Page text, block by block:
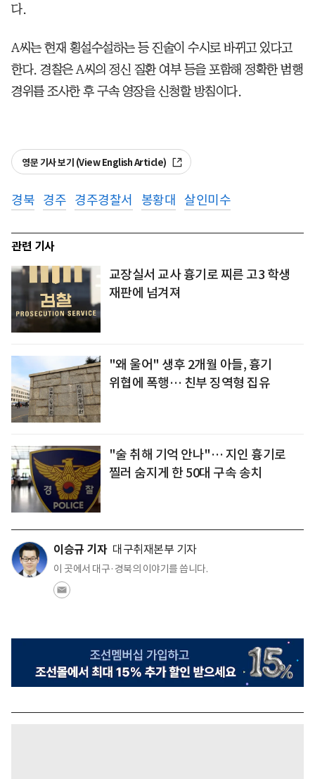
다.
A씨는 현재 횡설수설하는 등 진술이 수시로 바뀌고 있다고
한다. 경찰은 A씨의 정신 질환 여부 등을 포함해 정확한 범행
경위를 조사한 후 구속 영장을 신청할 방침이다.
영문 기사 보기 (View English Article)
경북 경주 경주경찰서 봉황대 살인미수
관련 기사
교장실서 교사 흉기로 찌른 고3 학생
재판에 넘겨져
"왜 울어" 생후 2개월 아들, 흉기
위협에 폭행… 친부 징역형 집유
"술 취해 기억 안나"… 지인 흉기로
찔러 숨지게 한 50대 구속 송치
이승규 기자 대구취재본부 기자
이 곳에서 대구·경북의 이야기를 씁니다.